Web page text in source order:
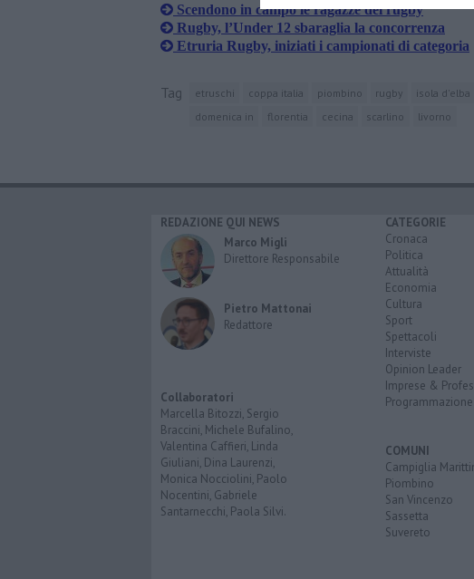
Scendono in campo le ragazze del rugby
Rugby, l’Under 12 sbaraglia la concorrenza
Etruria Rugby, iniziati i campionati di categoria
Tag etruschi coppa italia piombino rugby isola d'elba
domenica in
florentia cecina scarlino livorno
REDAZIONE QUI NEWS
Marco Migli
Direttore Responsabile
Pietro Mattonai
Redattore
Collaboratori
Marcella Bitozzi, Sergio
Braccini, Michele Bufalino,
Valentina Caffieri, Linda
Giuliani, Dina Laurenzi,
Monica Nocciolini, Paolo
Nocentini, Gabriele
Santarnecchi, Paola Silvi.
CATEGORIE
Cronaca
Politica
Attualità
Economia
Cultura
Sport
Spettacoli
Interviste
Opinion Leader
Imprese &
COMUNI
Campiglia
Piombino
San Vincenzo
Sassetta
Suvereto